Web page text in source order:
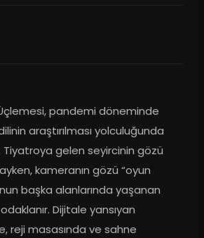
Üçlemesi, pandemi döneminde
araştırılması yolculuğunda
gelen seyircinin gözü
kameranın gözü “oyun
başka alanlarında yaşanan
Dijitale yansıyan
reji masasında ve sahne